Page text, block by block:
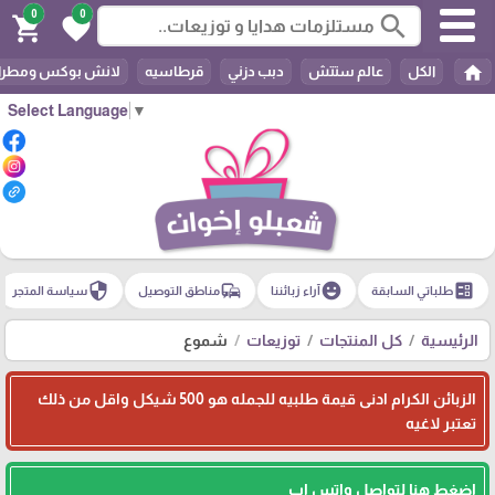
Select Language ▼
search
0
favorite
0
shopping_cart
home الكل عالم ستتش دبب دزني قرطاسيه لانش بوكس
ballotطلباتي السابقة emoji_emotionsآراء زبائننا commuteمناطق التوصيل securityسياسة المتجر
الرئيسية كل المنتجات توزيعات شموع
الزبائن الكرام ادنى قيمة طلبيه للجمله هو 500 شيكل واقل من ذلك
تعتبر لاغيه
اضغط هنا لتواصل واتس اب